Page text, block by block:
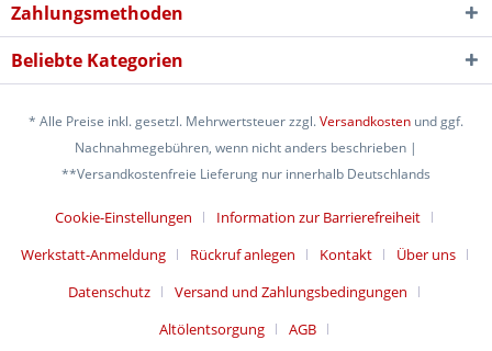
Zahlungsmethoden
Beliebte Kategorien
* Alle Preise inkl. gesetzl. Mehrwertsteuer zzgl.Versandkosten und ggf.
Nachnahmegebühren, wenn nicht anders beschrieben |
**Versandkostenfreie Lieferung nur innerhalb Deutschlands
Cookie-Einstellungen
Information zur Barrierefreiheit
Werkstatt-Anmeldung
Rückruf anlegen Kontakt
Über uns
Datenschutz
Versand und Zahlungsbedingungen
Altölentsorgung
AGB